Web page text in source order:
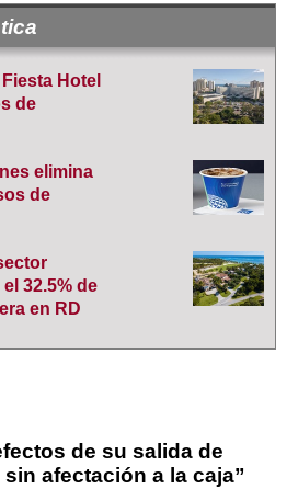
Hotel
de
elimina
de
32.5% de
en RD
de su salida de
afectación a la caja”